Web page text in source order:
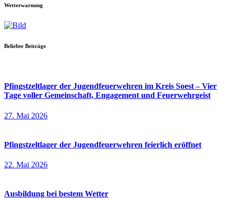
Wetterwarnung
Beliebte Beiträge
Pfingstzeltlager der Jugendfeuerwehren im Kreis Soest – Vier
Tage voller Gemeinschaft, Engagement und Feuerwehrgeist
27. Mai 2026
Pfingstzeltlager der Jugendfeuerwehren feierlich eröffnet
22. Mai 2026
Ausbildung bei bestem Wetter